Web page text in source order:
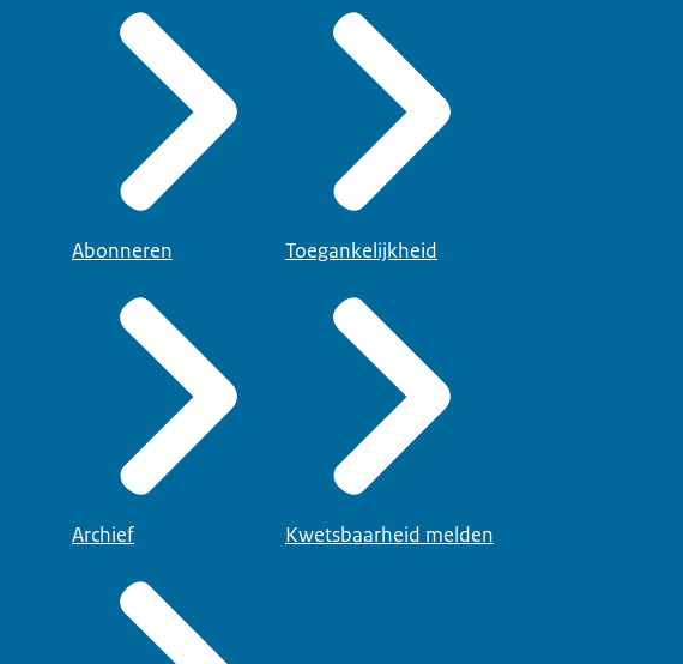
Abonneren
Archief
Toegankelijkheid
Kwetsbaarheid melden